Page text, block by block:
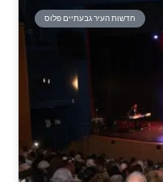
חדשות העיר גבעתיים פלוס